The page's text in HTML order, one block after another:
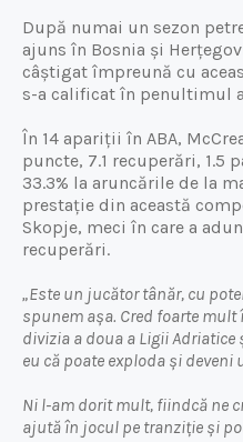
După numai un sezon
ajuns în Bosnia și
câștigat împreună cu
s-a calificat în penultimul
În 14 apariții în ABA,
puncte, 7.1 recuperări, 1.5
33.3% la aruncările de la
prestație din această
Skopje, meci în care a
recuperări.
„Este un jucător tânăr, cu
spunem așa. Cred foarte
divizia a doua a Ligii
eu că poate exploda și
Ni l-am dorit mult, fiindcă ne
ajută în jocul pe tranziție și